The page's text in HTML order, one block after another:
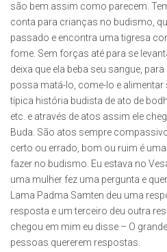
são bem assim como parecem.
conta para crianças no budismo,
passado e encontra uma tigresa
fome. Sem forças até para se
deixa que ela beba seu sangue,
possa matá-lo, come-lo e alimentar
típica história budista de ato de
etc. e através de atos assim ele
Buda. São atos sempre
certo ou errado, bom ou ruim é
fazer no budismo. Eu estava no
uma mulher fez uma pergunta e
Lama Padma Samten deu uma
resposta e um terceiro deu outra
chegou em mim eu disse – O
pessoas quererem respostas.